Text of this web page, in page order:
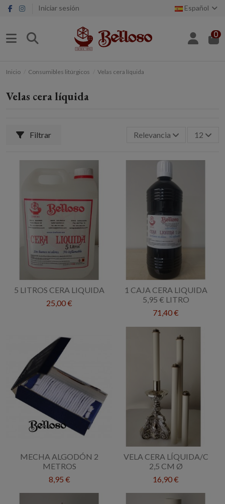
Iniciar sesión Español
0
Inicio Consumibles litúrgicos Velas cera líquida
Velas cera líquida
Filtrar Relevancia 12
5 LITROS CERA LIQUIDA
25,00 €
1 CAJA CERA LIQUIDA
5,95 € LITRO
71,40 €
MECHA ALGODÓN 2
METROS
8,95 €
VELA CERA LÍQUIDA/C
2,5 CM Ø
16,90 €